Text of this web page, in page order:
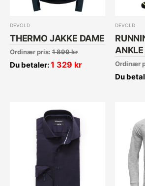
DEVOLD
THERMO JAKKE DAME
Ordinær pris: 1 899kr
Du betaler:1 329 kr
DEVOLD
Ordinær
Du